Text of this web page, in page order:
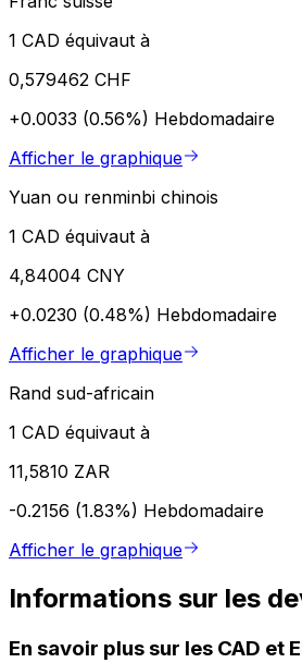
1 CAD équivaut à
0,579462 CHF
+0.0033 (0.56%) Hebdomadaire
Afficher le graphique
Yuan ou renminbi chinois
1 CAD équivaut à
4,84004 CNY
+0.0230 (0.48%) Hebdomadaire
Afficher le graphique
Rand sud-africain
1 CAD équivaut à
11,5810 ZAR
-0.2156 (1.83%) Hebdomadaire
Afficher le graphique
Informations sur les
En savoir plus sur les CAD et